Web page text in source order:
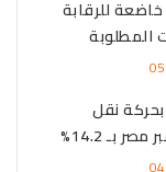
للرقابة
المطلوبة
نقل
بـ 14.2%